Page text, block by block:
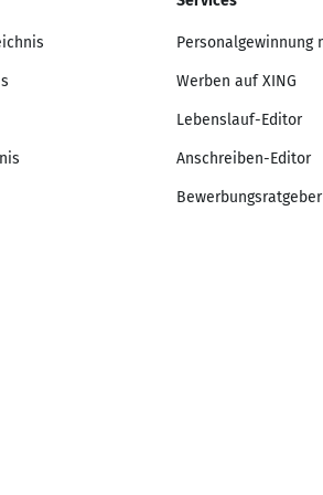
Personalgewinnung
Werben auf XING
Lebenslauf-Editor
Anschreiben-Editor
Bewerbungsratgeber